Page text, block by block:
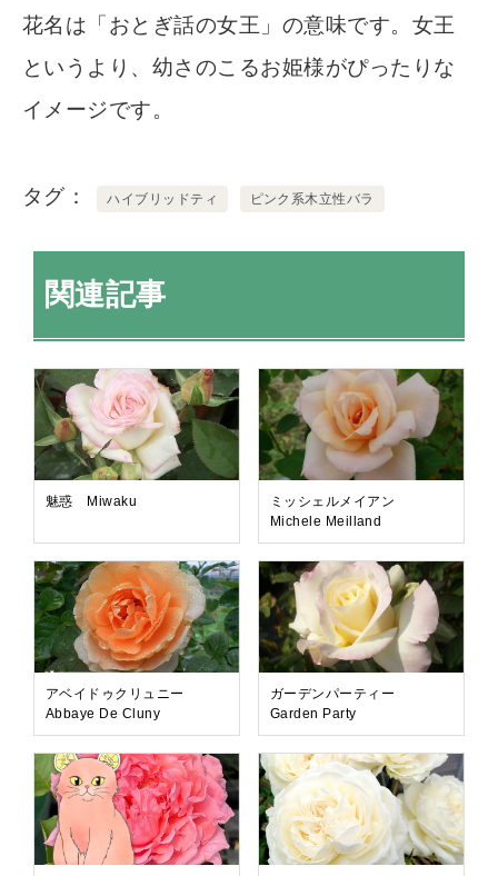
花名は「おとぎ話の女王」の意味です。女王
というより、幼さのこるお姫様がぴったりな
イメージです。
タグ ハイブリッドティ ピンク系木立性バラ
関連記事
魅惑 Miwaku
ミッシェルメイアン
Michele Meilland
アベイドゥクリュニー
Abbaye De Cluny
ガーデンパーティー
Garden Party